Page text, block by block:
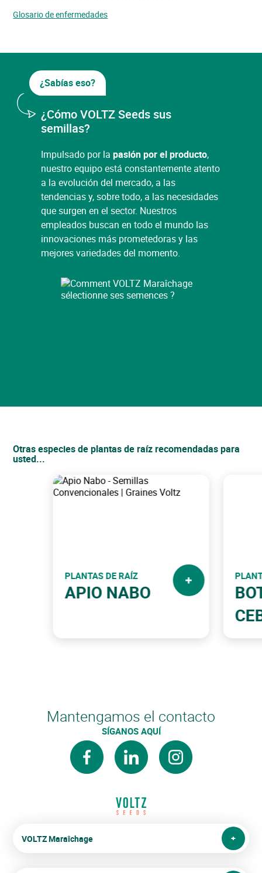
Glosario de enfermedades
¿Sabías eso?
¿Cómo VOLTZ Seeds sus
semillas?
Impulsado por la pasión por el producto,
nuestro equipo está constantemente atento
a la evolución del mercado, a las
tendencias y, sobre todo, a las necesidades
que surgen en el sector. Nuestros
empleados buscan en todo el mundo las
innovaciones más prometedoras y las
mejores variedades del momento.
Otras especies de plantas de raíz recomendadas para
usted...
PLANTAS DE RAÍZ
APIO NABO
Continuar con mis compras
Mantengamos el contacto
SÍGANOS AQUÍ
facebooklinkedin instagram
VOLTZ Maraîchage